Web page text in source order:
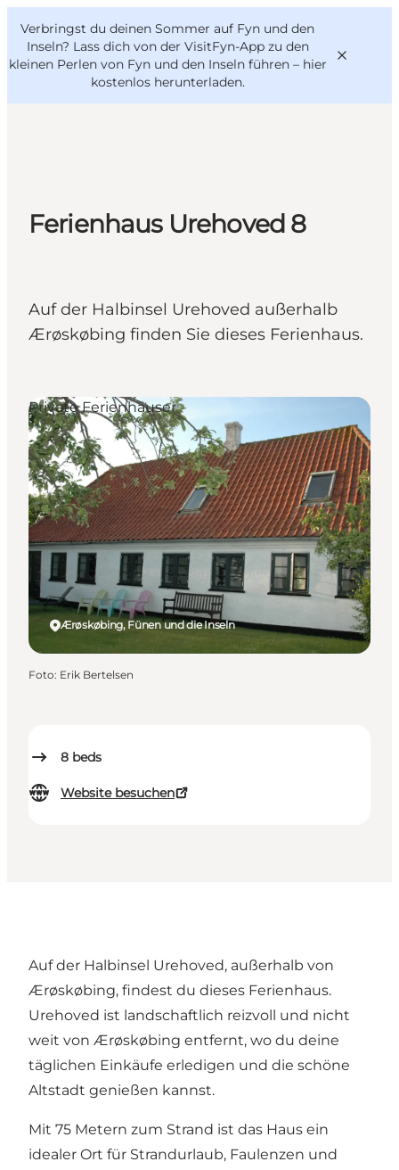
Verbringst du deinen Sommer auf Fyn und den
Inseln? Lass dich von der VisitFyn-App zu den
kleinen Perlen von Fyn und den Inseln führen – hier
kostenlos herunterladen.
Outdoor & bike
VisitFyn
Deutsch
Ferienhaus Urehoved 8
Auf der Halbinsel Urehoved außerhalb
Ærøskøbing finden Sie dieses Ferienhaus.
8 beds
Website besuchen
Ærøskøbing, Fünen und die Inseln
Private Ferienhäuser
Foto: Erik Bertelsen
Auf der Halbinsel Urehoved, außerhalb von
Ærøskøbing, findest du dieses Ferienhaus.
Urehoved ist landschaftlich reizvoll und nicht
weit von Ærøskøbing entfernt, wo du deine
täglichen Einkäufe erledigen und die schöne
Altstadt genießen kannst.
Mit 75 Metern zum Strand ist das Haus ein
idealer Ort für Strandurlaub, Faulenzen und